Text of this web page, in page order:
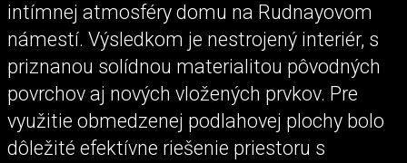
intímnej atmosféry domu na Rudnayovom
námestí. Výsledkom je nestrojený interiér, s
priznanou solídnou materialitou pôvodných
povrchov aj nových vložených prvkov. Pre
využitie obmedzenej podlahovej plochy bolo
dôležité efektívne riešenie priestoru s